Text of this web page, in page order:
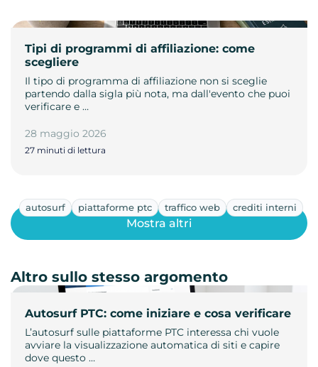
Tipi di programmi di affiliazione: come
scegliere
Il tipo di programma di affiliazione non si sceglie
partendo dalla sigla più nota, ma dall'evento che puoi
verificare e …
28 maggio 2026
27 minuti di lettura
autosurf piattaforme ptc traffico web crediti interni
Autosurf PTC: come iniziare e cosa verificare
L’autosurf sulle piattaforme PTC interessa chi vuole
avviare la visualizzazione automatica di siti e capire
dove questo …
Mostra altri
Altro sullo stesso argomento